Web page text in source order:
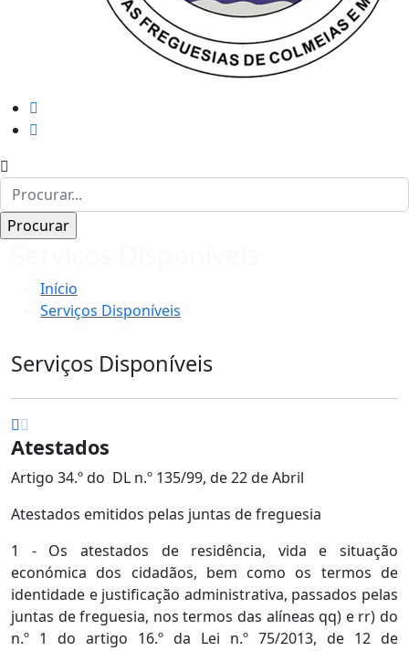
Início
Serviços Disponíveis
Serviços Disponíveis
Atestados
Artigo 34.º do DL n.º 135/99, de 22 de Abril
Atestados emitidos pelas juntas de freguesia
1 - Os atestados de residência, vida e situação
económica dos cidadãos, bem como os termos de
identidade e justificação administrativa, passados pelas
juntas de freguesia, nos termos das alíneas qq) e rr) do
n.º 1 do artigo 16.º da Lei n.º 75/2013, de 12 de